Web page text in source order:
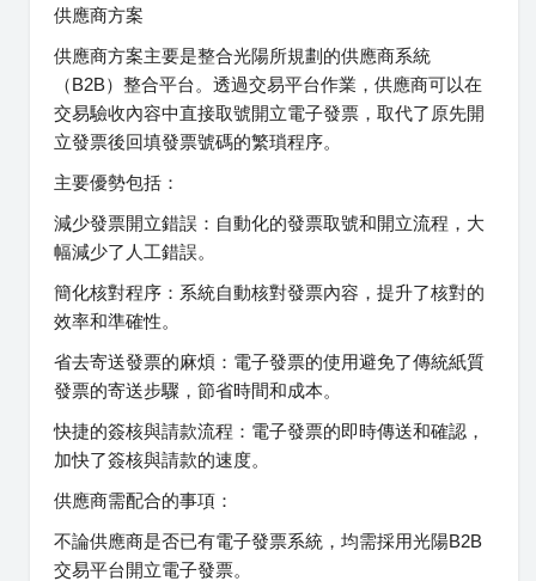
供應商方案
供應商方案主要是整合光陽所規劃的供應商系統
（B2B）整合平台。透過交易平台作業，供應商可以在
交易驗收內容中直接取號開立電子發票，取代了原先開
立發票後回填發票號碼的繁瑣程序。
主要優勢包括：
減少發票開立錯誤：自動化的發票取號和開立流程，大
幅減少了人工錯誤。
簡化核對程序：系統自動核對發票內容，提升了核對的
效率和準確性。
省去寄送發票的麻煩：電子發票的使用避免了傳統紙質
發票的寄送步驟，節省時間和成本。
快捷的簽核與請款流程：電子發票的即時傳送和確認，
加快了簽核與請款的速度。
供應商需配合的事項：
不論供應商是否已有電子發票系統，均需採用光陽B2B
交易平台開立電子發票。